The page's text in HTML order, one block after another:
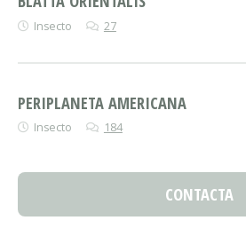
Insecto 27
PERIPLANETA AMERICANA
Insecto 184
CONTACTA